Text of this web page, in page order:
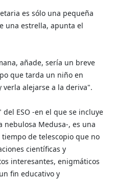
es sólo una pequeña
una estrella, apunta el
añade, sería un breve
que tarda un niño en
alejarse a la deriva".
del ESO -en el que se incluye
Medusa-, es una
de telescopio que no
científicas y
interesantes, enigmáticos
fin educativo y